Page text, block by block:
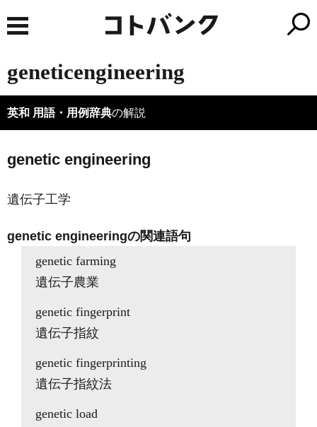
geneticengineering
英和 用語・用例辞典の解説
genetic engineering
遺伝子工学
genetic engineeringの関連語句
genetic farming
遺伝子農業
genetic fingerprint
遺伝子指紋
genetic fingerprinting
遺伝子指紋法
genetic load